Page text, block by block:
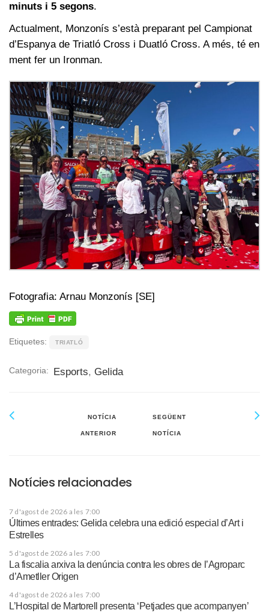
minuts i 5 segons.
Actualment, Monzonís s’està preparant pel Campionat
d’Espanya de Triatló Cross i Duatló Cross. A més, té en
ment fer un Ironman.
Fotografia: Arnau Monzonís [SE]
Etiquetes: TRIATLÓ
Categoria: Esports, Gelida
NOTÍCIA
ANTERIOR
SEGÜENT
NOTÍCIA
Notícies relacionades
7 d'agost de 2026 a les 7:00
Últimes entrades: Gelida celebra una edició especial d’Art i
Estrelles
5 d'agost de 2026 a les 7:00
La fiscalia arxiva la denúncia contra les obres de l’Agroparc
d’Ametller Origen
4 d'agost de 2026 a les 7:00
L’Hospital de Martorell presenta ‘Petjades que acompanyen’